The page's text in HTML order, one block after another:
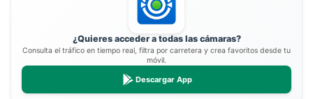
¿Quieres acceder a todas las cámaras?
Consulta el tráfico en tiempo real, filtra por carretera y crea favoritos desde tu
móvil.
Descargar App